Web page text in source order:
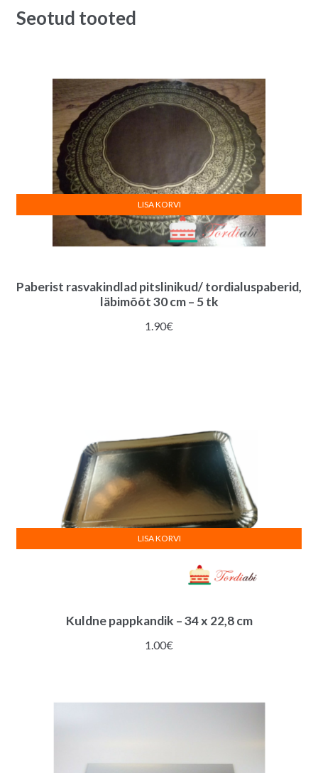
Seotud tooted
Paberist rasvakindlad pitslinikud/ tordialuspaberid,
läbimõõt 30 cm – 5 tk
1.90€
LISA KORVI
Kuldne pappkandik – 34 x 22,8 cm
1.00€
LISA KORVI